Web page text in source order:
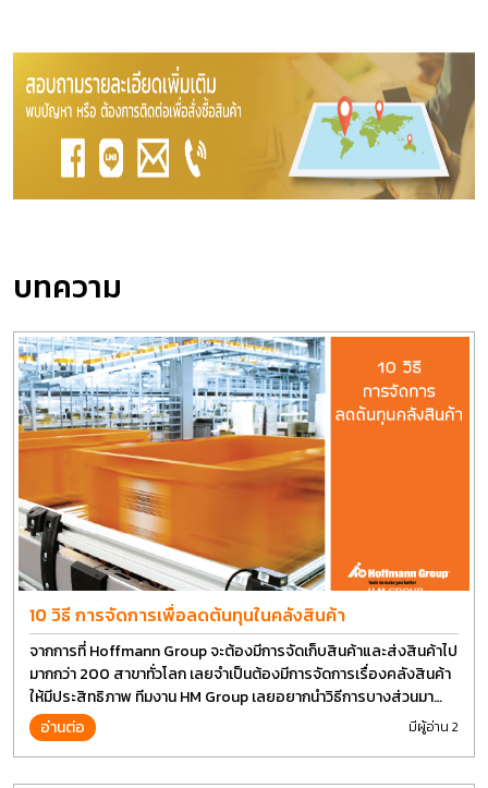
บทความ
10 วิธี การจัดการเพื่อลดต้นทุนในคลังสินค้า
จากการที่ Hoffmann Group จะต้องมีการจัดเก็บสินค้าและส่งสินค้าไป
มากกว่า 200 สาขาทั่วโลก เลยจำเป็นต้องมีการจัดการเรื่องคลังสินค้า
ให้มีประสิทธิภาพ ทีมงาน HM Group เลยอยากนำวิธีการบางส่วนมา
แบ่งปันกัน
อ่านต่อ มีผู้อ่าน 2